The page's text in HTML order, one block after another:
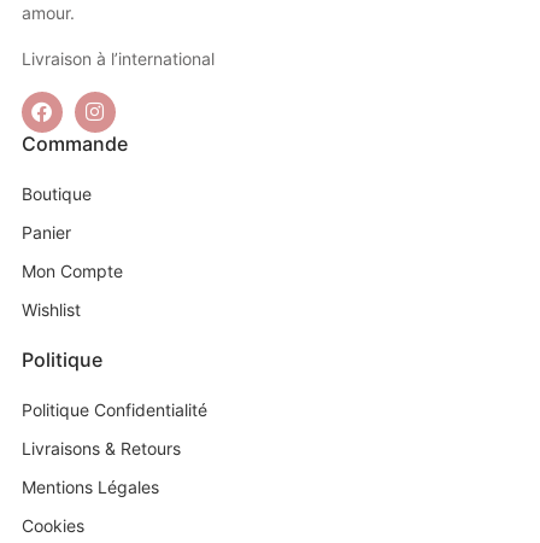
amour.
Livraison à l’international
Commande
Boutique
Panier
Mon Compte
Wishlist
Politique
Politique Confidentialité
Livraisons & Retours
Mentions Légales
Cookies